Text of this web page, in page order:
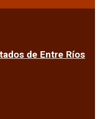
de Entre Ríos